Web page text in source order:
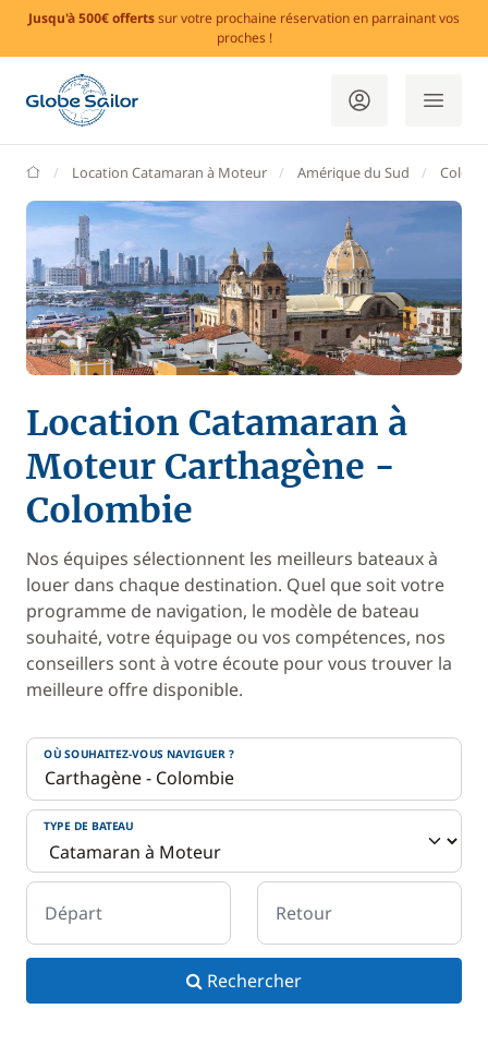
Jusqu'à 500€ offertssur votre prochaine réservation en parrainant vos
proches !
GlobeSailor
Location Catamaran à Moteur Amérique du Sud
Location Catamaran à
Moteur Carthagène -
Colombie
Nos équipes sélectionnent les meilleurs bateaux à
louer dans chaque destination. Quel que soit votre
programme de navigation, le modèle de bateau
souhaité, votre équipage ou vos compétences, nos
conseillers sont à votre écoute pour vous trouver la
meilleure offre disponible.
OÙ SOUHAITEZ-VOUS NAVIGUER ?
TYPE DE BATEAU
Départ Retour
Rechercher